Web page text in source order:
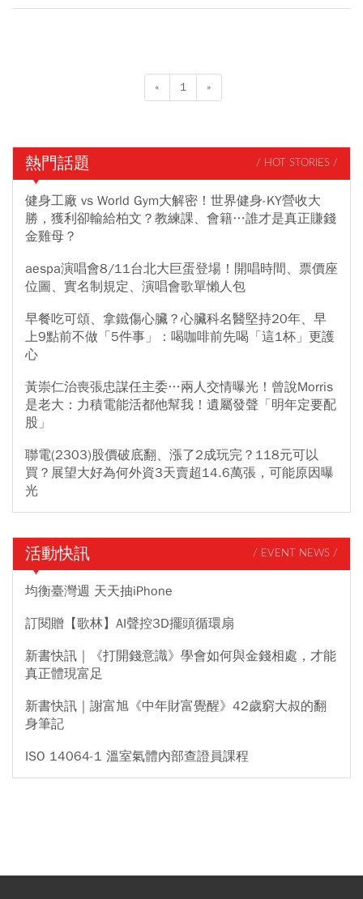
« 1 »
熱門話題 / HOT STORIES /
健身工廠 vs World Gym大解密！世界健身-KY營收大
勝，獲利卻輸給柏文？教練課、會籍…誰才是真正賺錢
金雞母？
aespa演唱會8/11台北大巨蛋登場！開唱時間、票價座
位圖、實名制規定、演唱會歌單懶人包
早餐吃可頌、拿鐵傷心臟？心臟科名醫堅持20年、早
上9點前不做「5件事」：喝咖啡前先喝「這1杯」更護
心
黃崇仁治喪張忠謀任主委…兩人交情曝光！曾說Morris
是老大：力積電能活都他幫我！遺屬發聲「明年定要配
股」
聯電(2303)股價破底翻、漲了2成玩完？118元可以
買？展望大好為何外資3天賣超14.6萬張，可能原因曝
光
活動快訊 / EVENT NEWS /
均衡臺灣週 天天抽iPhone
訂閱贈【歌林】AI聲控3D擺頭循環扇
新書快訊｜《打開錢意識》學會如何與金錢相處，才能
真正體現富足
新書快訊｜謝富旭《中年財富覺醒》42歲窮大叔的翻
身筆記
ISO 14064-1 溫室氣體內部查證員課程